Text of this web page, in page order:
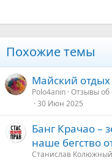
Похожие темы
Майский отдых
Polo4anin Отзывы об
30 Июн 2025
Банг Крачао –
наше бегство
Станислав Колюжный